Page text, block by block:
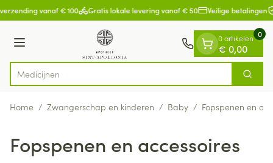
Ga naar de inhoud
1 van 1vanaf € 100 Gratis lokale levering vanaf € 50 Veilige betalingen
Menu
Product, merk, categorie... Zoek
0 artikelen
€ 0,00
0
Home / Zwangerschap en kinderen / Baby / Fopspenen en
Fopspenen en accessoires